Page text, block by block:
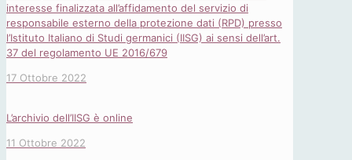
interesse finalizzata all’affidamento del servizio di
responsabile esterno della protezione dati (RPD) presso
l’Istituto Italiano di Studi germanici (IISG) ai sensi dell’art.
37 del regolamento UE 2016/679
17 Ottobre 2022
L’archivio dell’IISG è online
11 Ottobre 2022